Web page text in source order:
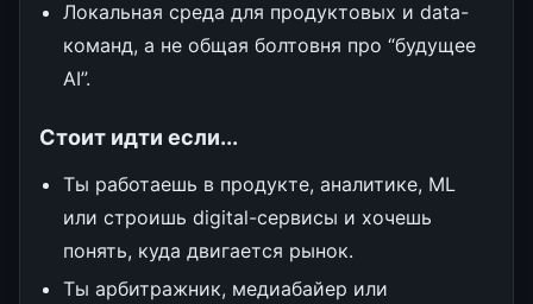
Локальная среда для продуктовых и data-
команд, а не общая болтовня про “будущее
AI”.
Стоит идти если...
Ты работаешь в продукте, аналитике, ML
или строишь digital-сервисы и хочешь
понять, куда двигается рынок.
Ты арбитражник, медиабайер или